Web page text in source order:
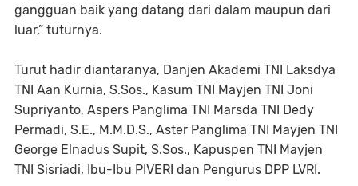
gangguan baik yang datang dari dalam maupun dari
luar,” tuturnya.
Turut hadir diantaranya, Danjen Akademi TNI Laksdya
TNI Aan Kurnia, S.Sos., Kasum TNI Mayjen TNI Joni
Supriyanto, Aspers Panglima TNI Marsda TNI Dedy
Permadi, S.E., M.M.D.S., Aster Panglima TNI Mayjen TNI
George Elnadus Supit, S.Sos., Kapuspen TNI Mayjen
TNI Sisriadi, Ibu-Ibu PIVERI dan Pengurus DPP LVRI.